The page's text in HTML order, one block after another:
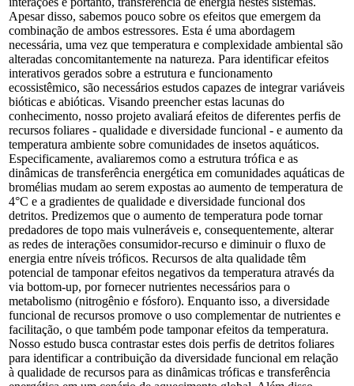
Apesar disso, sabemos pouco sobre os efeitos que emergem da
combinação de ambos estressores. Esta é uma abordagem
necessária, uma vez que temperatura e complexidade ambiental são
alteradas concomitantemente na natureza. Para identificar efeitos
interativos gerados sobre a estrutura e funcionamento
ecossistêmico, são necessários estudos capazes de integrar variáveis
bióticas e abióticas. Visando preencher estas lacunas do
conhecimento, nosso projeto avaliará efeitos de diferentes perfis de
recursos foliares - qualidade e diversidade funcional - e aumento da
temperatura ambiente sobre comunidades de insetos aquáticos.
Especificamente, avaliaremos como a estrutura trófica e as
dinâmicas de transferência energética em comunidades aquáticas de
bromélias mudam ao serem expostas ao aumento de temperatura de
4°C e a gradientes de qualidade e diversidade funcional dos
detritos. Predizemos que o aumento de temperatura pode tornar
predadores de topo mais vulneráveis e, consequentemente, alterar
as redes de interações consumidor-recurso e diminuir o fluxo de
energia entre níveis tróficos. Recursos de alta qualidade têm
potencial de tamponar efeitos negativos da temperatura através da
via bottom-up, por fornecer nutrientes necessários para o
metabolismo (nitrogênio e fósforo). Enquanto isso, a diversidade
funcional de recursos promove o uso complementar de nutrientes e
facilitação, o que também pode tamponar efeitos da temperatura.
Nosso estudo busca contrastar estes dois perfis de detritos foliares
para identificar a contribuição da diversidade funcional em relação
à qualidade de recursos para as dinâmicas tróficas e transferência